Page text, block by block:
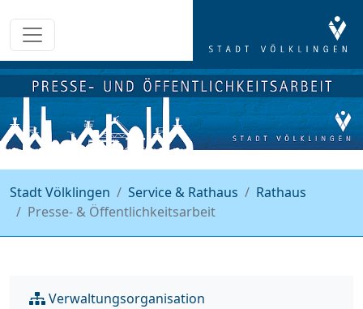
Stadt Völklingen Service & Rathaus
Rathaus
Presse- & Öffentlichkeitsarbeit
Verwaltungsorganisation